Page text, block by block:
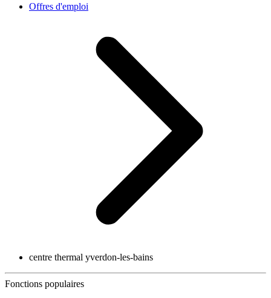
Offres d'emploi
centre thermal yverdon-les-bains
Fonctions populaires